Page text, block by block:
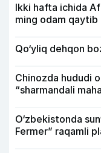
Ikki hafta ichida
ming odam qaytib
Qo‘yliq dehqon
Chinozda hududi
“sharmandali
O‘zbekistonda
Fermer” raqamli